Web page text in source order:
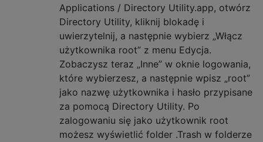
Applications / Directory Utility.app, otwórz
Directory Utility, kliknij blokadę i
uwierzytelnij, a następnie wybierz „Włącz
użytkownika root” z menu Edycja.
Zobaczysz teraz „Inne” w oknie logowania,
które wybierzesz, a następnie wpisz „root”
jako nazwę użytkownika i hasło przypisane
za pomocą Directory Utility. Po
zalogowaniu się jako użytkownik root
możesz wyświetlić folder .Trash w folderze